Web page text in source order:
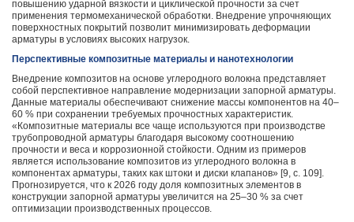
повышению ударной вязкости и циклической прочности за счет
применения термомеханической обработки. Внедрение упрочняющих
поверхностных покрытий позволит минимизировать деформации
арматуры в условиях высоких нагрузок.
Перспективные композитные материалы и нанотехнологии
Внедрение композитов на основе углеродного волокна представляет
собой перспективное направление модернизации запорной арматуры.
Данные материалы обеспечивают снижение массы компонентов на 40–
60 % при сохранении требуемых прочностных характеристик.
«Композитные материалы все чаще используются при производстве
трубопроводной арматуры благодаря высокому соотношению
прочности и веса и коррозионной стойкости. Одним из примеров
является использование композитов из углеродного волокна в
компонентах арматуры, таких как штоки и диски клапанов» [9, c. 109].
Прогнозируется, что к 2026 году доля композитных элементов в
конструкции запорной арматуры увеличится на 25–30 % за счет
оптимизации производственных процессов.